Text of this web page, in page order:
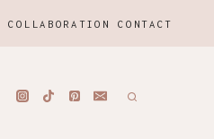
COLLABORATION CONTACT